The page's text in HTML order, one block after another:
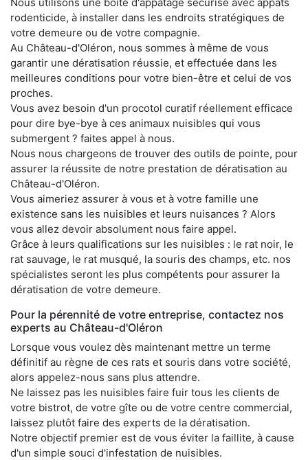
rodenticide, à installer dans les endroits stratégiques de
votre demeure ou de votre compagnie.
Au Château-d'Oléron, nous sommes à même de vous
garantir une dératisation réussie, et effectuée dans les
meilleures conditions pour votre bien-être et celui de vos
proches.
Vous avez besoin d'un procotol curatif réellement efficace
pour dire bye-bye à ces animaux nuisibles qui vous
submergent ? faites appel à nous.
Nous nous chargeons de trouver des outils de pointe, pour
assurer la réussite de notre prestation de dératisation au
Château-d'Oléron.
Vous aimeriez assurer à vous et à votre famille une
existence sans les nuisibles et leurs nuisances ? Alors
vous allez devoir absolument nous faire appel.
Grâce à leurs qualifications sur les nuisibles : le rat noir, le
rat sauvage, le rat musqué, la souris des champs, etc. nos
spécialistes seront les plus compétents pour assurer la
dératisation de votre demeure.
Pour la pérennité de votre entreprise, contactez nos
experts au Château-d'Oléron
Lorsque vous voulez dès maintenant mettre un terme
définitif au règne de ces rats et souris dans votre société,
alors appelez-nous sans plus attendre.
Ne laissez pas les nuisibles faire fuir tous les clients de
votre bistrot, de votre gîte ou de votre centre commercial,
laissez plutôt faire des experts de la dératisation.
Notre objectif premier est de vous éviter la faillite, à cause
d'un simple souci d'infestation de nuisibles.